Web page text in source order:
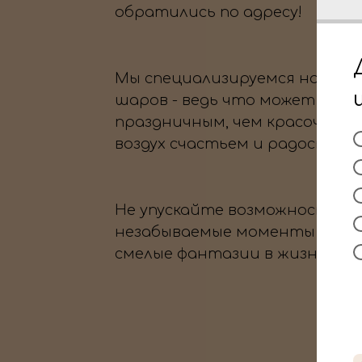
обратились по адресу!
Мы специализируемся на
шаров - ведь что может быть
праздничным, чем красочные
воздух счастьем и радостью?
Не упускайте возможность
незабываемые моменты и
смелые фантазии в жизнь.